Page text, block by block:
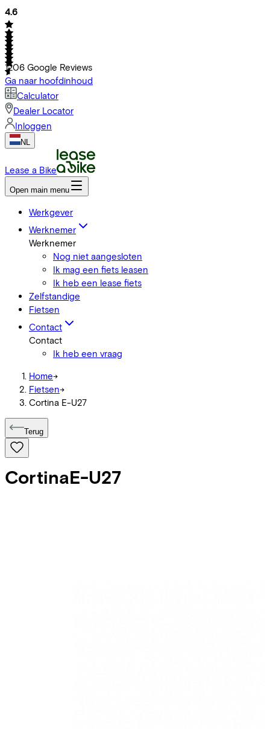
4.6
1206 Google Reviews
Ga naar hoofdinhoud
Calculator
Dealer Locator
Inloggen
NL
Lease a Bike
Open main menu
Werkgever
Werknemer
Werknemer
Nog niet aangesloten
Ik mag een fiets leasen
Ik heb een lease fiets
Zelfstandige
Fietsen
Contact
Contact
Ik heb een vraag
Home->
Fietsen->
Cortina E-U27
Terug
CortinaE-U27